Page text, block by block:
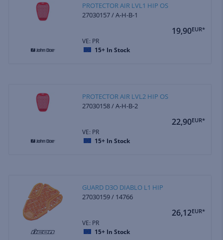
PROTECTOR AIR LVL1 HIP OS
27030157 / A-H-B-1
19,90EUR*
VE: PR
15+ In Stock
PROTECTOR AIR LVL2 HIP OS
27030158 / A-H-B-2
22,90EUR*
VE: PR
15+ In Stock
GUARD D3O DIABLO L1 HIP
27030159 / 14766
26,12EUR*
VE: PR
15+ In Stock